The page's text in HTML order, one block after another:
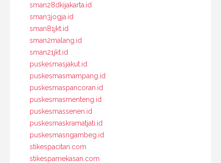
sman28dkijakarta.id
sman3jogja.id
sman81jkt.id
sman2malang.id
sman21jkt.id
puskesmasjakut.id
puskesmasmampang.id
puskesmaspancoran.id
puskesmasmenteng.id
puskesmassenen.id
puskesmaskramatjati.id
puskesmasngambeg.id
stikespacitan.com
stikespamekasan.com